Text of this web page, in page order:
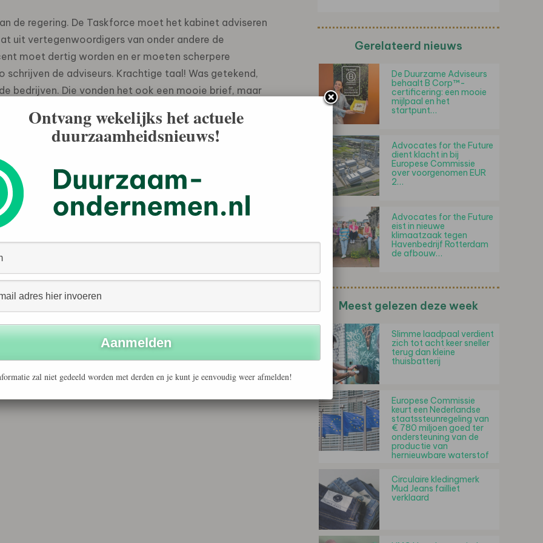
de regering. De Taskforce moet het kabinet adviseren
uit vertegenwoordigers van onder andere de
moet dertig worden en er moeten scherpere
de adviseurs. Krachtige taal! Was getekend,
bedrijven. Die vonden het ook een mooie brief, maar
Was getekend, de bedrijven en in het klein de
aan het kabinet en de collega’s. Ze maken zich
milieu in het bijzonder. Zelf willen ze graag hun
uitstoot van schadelijke gassen te beperken en op
achterblijven. Duurzame investeringen van
zullen vervuilende producten een opslag op de prijs
rol van inkoper duurzaamheid als selectiecriterium
hebben, dan ook de overheid: in 2010
het mkb, althans het maatschappelijk
bomen. We gaan duurzaam ondernemen. Om het
Gerelateerd nieuws
De Duurzame Adviseurs
behaalt B Corp™-
certificering: een mooie
mijlpaal en het
startpunt…
Advocates for the Future
dient klacht in bij
Europese Commissie
over voorgenomen EUR
2…
Advocates for the Future
eist in nieuwe
klimaatzaak tegen
Havenbedrijf Rotterdam
de afbouw…
Meest gelezen deze week
Slimme laadpaal verdient
zich tot acht keer sneller
terug dan kleine
thuisbatterij
Europese Commissie
keurt een Nederlandse
staatssteunregeling van
€ 780 miljoen goed ter
ondersteuning van de
productie van
hernieuwbare waterstof
Circulaire kledingmerk
Mud Jeans failliet
verklaard
Ontvang wekelijks het actuele
duurzaamheidsnieuws!
zal niet gedeeld worden met derden en je kunt je eenvoudig weer afmelden!